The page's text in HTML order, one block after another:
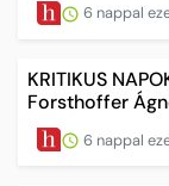
6 nappal
KRITIKUS
Forsthoffer
6 nappal